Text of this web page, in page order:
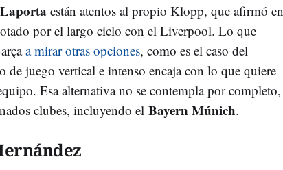
están atentos al propio Klopp, que afirmó en
por el largo ciclo con el Liverpool. Lo que
a mirar otras opciones, como es el caso del
juego vertical e intenso encaja con lo que quiere
Esa alternativa no se contempla por completo,
clubes, incluyendo el Bayern Múnich.